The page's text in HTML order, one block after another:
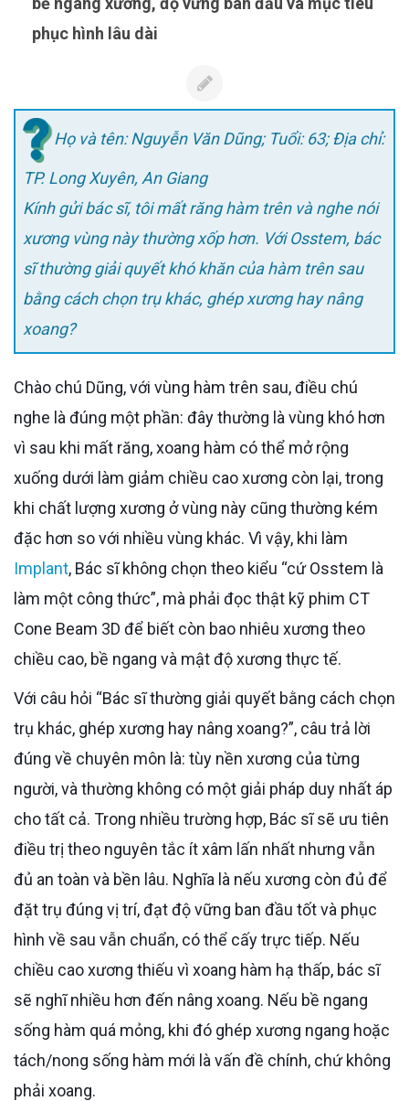
phục hình lâu dài
Họ và tên: Nguyễn Văn Dũng; Tuổi: 63; Địa chỉ:
TP. Long Xuyên, An Giang
Kính gửi bác sĩ, tôi mất răng hàm trên và nghe nói
xương vùng này thường xốp hơn. Với Osstem, bác
sĩ thường giải quyết khó khăn của hàm trên sau
bằng cách chọn trụ khác, ghép xương hay nâng
xoang?
Chào chú Dũng, với vùng hàm trên sau, điều chú
nghe là đúng một phần: đây thường là vùng khó hơn
vì sau khi mất răng, xoang hàm có thể mở rộng
xuống dưới làm giảm chiều cao xương còn lại, trong
khi chất lượng xương ở vùng này cũng thường kém
đặc hơn so với nhiều vùng khác. Vì vậy, khi làm
Implant, Bác sĩ không chọn theo kiểu “cứ Osstem là
làm một công thức”, mà phải đọc thật kỹ phim CT
Cone Beam 3D để biết còn bao nhiêu xương theo
chiều cao, bề ngang và mật độ xương thực tế.
Với câu hỏi “Bác sĩ thường giải quyết bằng cách chọn
trụ khác, ghép xương hay nâng xoang?”, câu trả lời
đúng về chuyên môn là: tùy nền xương của từng
người, và thường không có một giải pháp duy nhất áp
cho tất cả. Trong nhiều trường hợp, Bác sĩ sẽ ưu tiên
điều trị theo nguyên tắc ít xâm lấn nhất nhưng vẫn
đủ an toàn và bền lâu. Nghĩa là nếu xương còn đủ để
đặt trụ đúng vị trí, đạt độ vững ban đầu tốt và phục
hình về sau vẫn chuẩn, có thể cấy trực tiếp. Nếu
chiều cao xương thiếu vì xoang hàm hạ thấp, bác sĩ
sẽ nghĩ nhiều hơn đến nâng xoang. Nếu bề ngang
sống hàm quá mỏng, khi đó ghép xương ngang hoặc
tách/nong sống hàm mới là vấn đề chính, chứ không
phải xoang.